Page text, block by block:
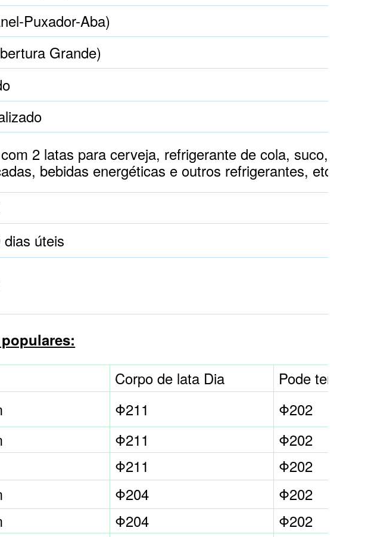
Puxador-Aba)
Grande)
2 latas para cerveja, refrigerante de cola, suco, café,
bebidas energéticas e outros refrigerantes, etc.
úteis
Corpo de lata Dia
Pode
Φ211
Φ202
Φ211
Φ202
Φ211
Φ202
Φ204
Φ202
Φ204
Φ202